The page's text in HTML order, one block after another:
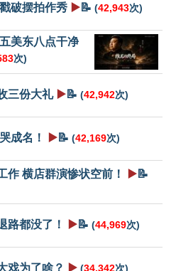
破摆拍作秀 ▶️📝 (42,943次)
美东八点干净
次)
三份大礼 ▶️📝 (42,942次)
成名！ ▶️📝 (42,169次)
作 横店群演惨状空前！ ▶️📝
路都没了！ ▶️📝 (44,969次)
戏为了啥？ ▶️ (34,342次)